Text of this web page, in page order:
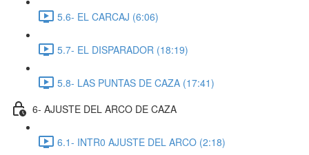
5.6- EL CARCAJ (6:06)
5.7- EL DISPARADOR (18:19)
5.8- LAS PUNTAS DE CAZA (17:41)
6- AJUSTE DEL ARCO DE CAZA
6.1- INTR0 AJUSTE DEL ARCO (2:18)